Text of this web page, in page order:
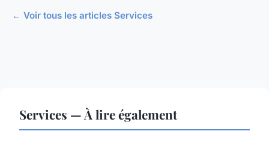
← Voir tous les articles Services
Services — À lire également